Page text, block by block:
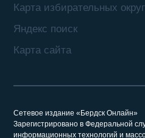
Карта избирательных
Яндекс поиск
Карта сайта
Сетевое издание «Бердск Онлайн»
Зарегистрировано в Федеральной
информационных технологий и